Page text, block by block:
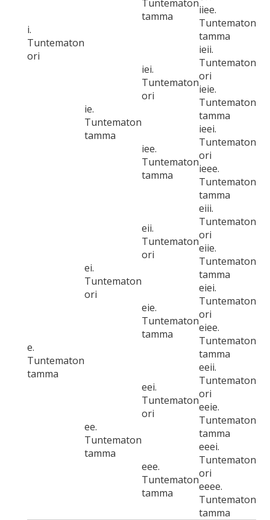
i.
Tuntematon
ori
Tuntematon
tamma
iiee.
Tuntematon
tamma
ie.
Tuntematon
tamma
iei.
Tuntematon
ori
ieii.
Tuntematon
ori
ieie.
Tuntematon
tamma
iee.
Tuntematon
tamma
ieei.
Tuntematon
ori
ieee.
Tuntematon
tamma
e.
Tuntematon
tamma
ei.
Tuntematon
ori
eii.
Tuntematon
ori
eiii.
Tuntematon
ori
eiie.
Tuntematon
tamma
eie.
Tuntematon
tamma
eiei.
Tuntematon
ori
eiee.
Tuntematon
tamma
ee.
Tuntematon
tamma
eei.
Tuntematon
ori
eeii.
Tuntematon
ori
eeie.
Tuntematon
tamma
eee.
Tuntematon
tamma
eeei.
Tuntematon
ori
eeee.
Tuntematon
tamma